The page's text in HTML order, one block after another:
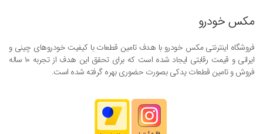
مکس خودرو
فروشگاه اینترنتی مکس خودرو با هدف تامین قطعات با کیفیت خودروهای چینی و
ایرانی و قیمت رقابتی ایجاد شده است که برای تحقق این هدف از تجربه ۱۰ ساله
فروش و تامین قطعات یدکی بصورت حضوری بهره گرفته شده است.